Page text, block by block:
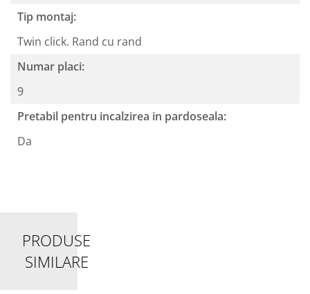
Tip montaj:
Twin click. Rand cu rand
Numar placi:
9
Pretabil pentru incalzirea in pardoseala:
Da
PRODUSE
SIMILARE